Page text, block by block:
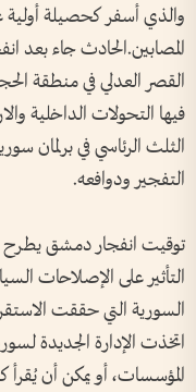
والذي أسفر كحصيلة
المصابين.الحادث جاء بعد
القصر العدلي في منطقة
فيها التحولات الداخلية
الثلث الرئاسي في برلمان
التفجير ودوافعه.
توقيت انفجار دمشق
التأثير على الإصلاحات
السورية التي حققت
اتخذت الإدارة الجديدة
المؤسسات، أو يمكن أن